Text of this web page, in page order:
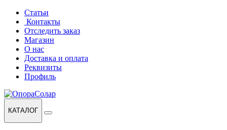
Перейти
навигации
Перейти
содержанию
Статьи
Контакты
Отследить заказ
Магазин
О нас
Доставка и оплата
Реквизиты
Профиль
КАТАЛОГ